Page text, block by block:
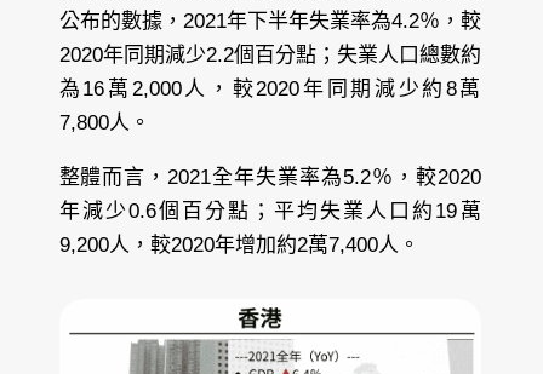
公布的數據，2021年下半年失業率為4.2％，較
2020年同期減少2.2個百分點；失業人口總數約
為16萬2,000人，較2020年同期減少約8萬
7,800人。
整體而言，2021全年失業率為5.2％，較2020
年減少0.6個百分點；平均失業人口約19萬
9,200人，較2020年增加約2萬7,400人。